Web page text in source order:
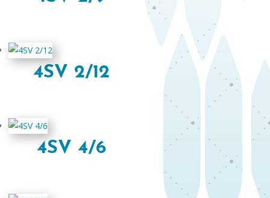
4SV 2/12
4SV 4/6